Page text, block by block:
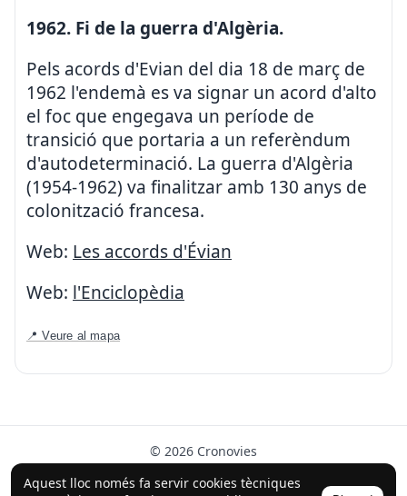
Aquest lloc només fa servir cookies tècniques
1962. Fi de la guerra d'Algèria.
Pels acords d'Evian del dia 18 de març de
1962 l'endemà es va signar un acord d'alto
el foc que engegava un període de
transició que portaria a un referèndum
d'autodeterminació. La guerra d'Algèria
(1954-1962) va finalitzar amb 130 anys de
colonització francesa.
Web: Les accords d'Évian
Web: l'Enciclopèdia
📍 Veure al mapa
© 2026 Cronovies
Història als carrers · Desenvolupat amb l’ajuda de la IA
(ChatGPT).